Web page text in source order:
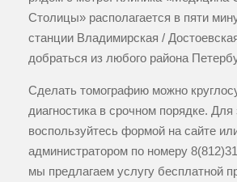
Столицы» располагается в пяти
станции Владимирская /
добраться из любого района
Сделать томографию можно
диагностика в срочном порядке. Для
воспользуйтесь формой на сайте
администратором по номеру
мы предлагаем услугу бесплатной